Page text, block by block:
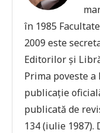
în 1985
2009 este
Editorilor și
Prima poveste
publicație
publicată de
134 (iulie